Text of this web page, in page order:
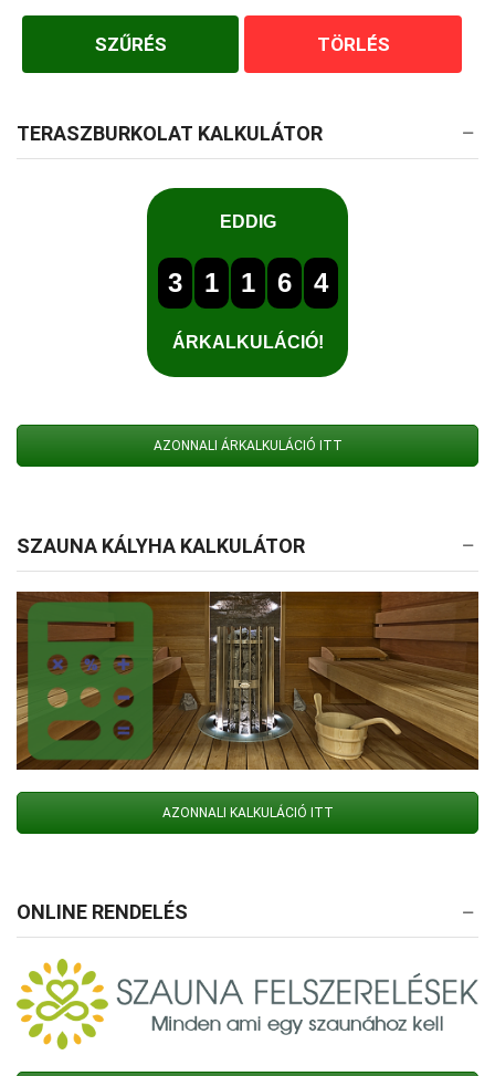
SZŰRÉS TÖRLÉS
TERASZBURKOLAT KALKULÁTOR
AZONNALI ÁRKALKULÁCIÓ ITT
SZAUNA KÁLYHA KALKULÁTOR
AZONNALI KALKULÁCIÓ ITT
ONLINE RENDELÉS